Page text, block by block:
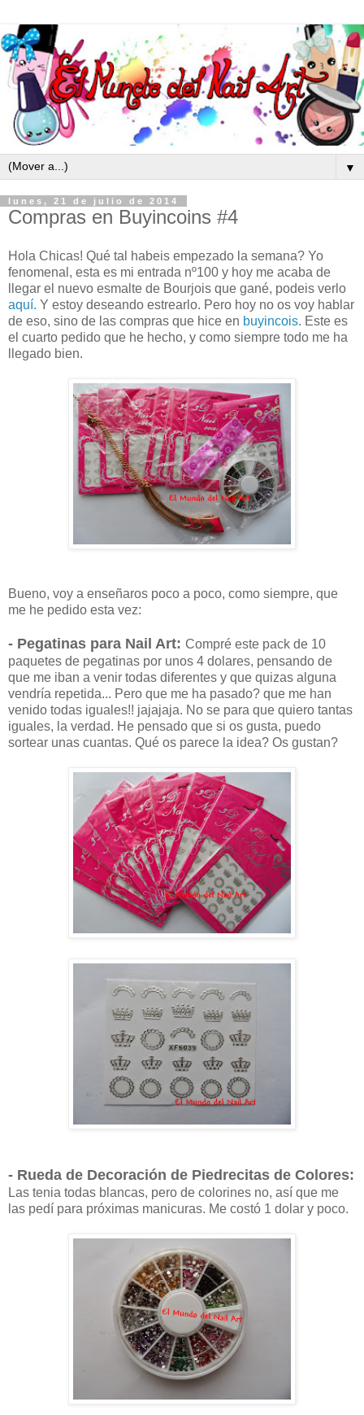
▼
lunes, 21 de julio de 2014
Compras en Buyincoins #4
Hola Chicas! Qué tal habeis empezado la semana? Yo
fenomenal, esta es mi entrada nº100 y hoy me acaba de
llegar el nuevo esmalte de Bourjois que gané, podeis verlo
aquí. Y estoy deseando estrearlo. Pero hoy no os voy hablar
de eso, sino de las compras que hice en buyincois. Este es
el cuarto pedido que he hecho, y como siempre todo me ha
llegado bien.
Bueno, voy a enseñaros poco a poco, como siempre, que
me he pedido esta vez:
- Pegatinas para Nail Art: Compré este pack de 10
paquetes de pegatinas por unos 4 dolares, pensando de
que me iban a venir todas diferentes y que quizas alguna
vendría repetida... Pero que me ha pasado? que me han
venido todas iguales!! jajajaja. No se para que quiero tantas
iguales, la verdad. He pensado que si os gusta, puedo
sortear unas cuantas. Qué os parece la idea? Os gustan?
- Rueda de Decoración de Piedrecitas de Colores:
Las tenia todas blancas, pero de colorines no, así que me
las pedí para próximas manicuras. Me costó 1 dolar y poco.